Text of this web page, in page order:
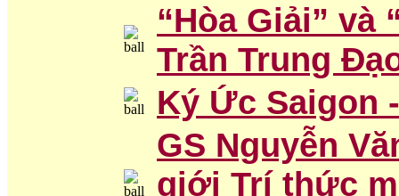
“Hòa Giải” và
Trần Trung
Ký Ức Saigon
GS Nguyễn
giới Trí thức